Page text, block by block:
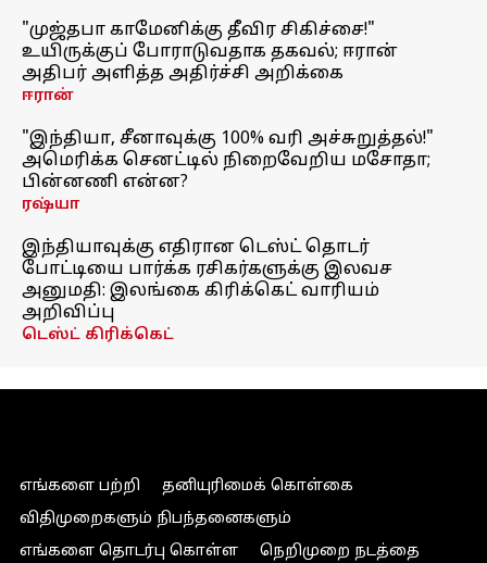
"முஜ்தபா காமேனிக்கு தீவிர சிகிச்சை!"
உயிருக்குப் போராடுவதாக தகவல்; ஈரான்
அதிபர் அளித்த அதிர்ச்சி அறிக்கை
ஈரான்
"இந்தியா, சீனாவுக்கு 100% வரி அச்சுறுத்தல்!"
அமெரிக்க செனட்டில் நிறைவேறிய மசோதா;
பின்னணி என்ன?
ரஷ்யா
இந்தியாவுக்கு எதிரான டெஸ்ட் தொடர்
போட்டியை பார்க்க ரசிகர்களுக்கு இலவச
அனுமதி: இலங்கை கிரிக்கெட் வாரியம்
அறிவிப்பு
டெஸ்ட் கிரிக்கெட்
எங்களை பற்றி
தனியுரிமைக் கொள்கை
விதிமுறைகளும் நிபந்தனைகளும்
எங்களை தொடர்பு கொள்ள
நெறிமுறை நடத்தை